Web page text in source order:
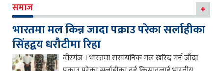
समाज
भारतमा मल किन्न जादा पक्राउ परेका सर्लाहीका
सिंहद्वय धरौटीमा रिहा
वीरगंज । भारतमा रासायनिक मल खरिद गर्न जाँदा